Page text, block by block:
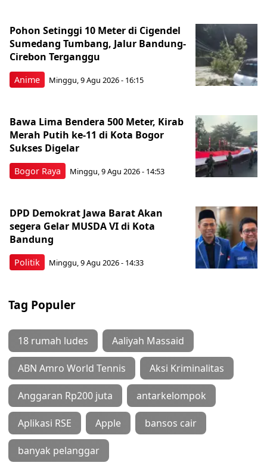
Anime
Pohon Setinggi 10 Meter di Cigendel
Sumedang Tumbang, Jalur Bandung-
Cirebon Terganggu
Minggu, 9 Agu 2026 - 16:15
Bogor Raya
Bawa Lima Bendera 500 Meter, Kirab
Merah Putih ke-11 di Kota Bogor
Sukses Digelar
Minggu, 9 Agu 2026 - 14:53
Politik
DPD Demokrat Jawa Barat Akan
segera Gelar MUSDA VI di Kota
Bandung
Minggu, 9 Agu 2026 - 14:33
Tag Populer
18 rumah ludes Aaliyah Massaid
ABN Amro World Tennis Aksi Kriminalitas
Anggaran Rp200 juta antarkelompok
Aplikasi RSE Apple bansos cair
banyak pelanggar